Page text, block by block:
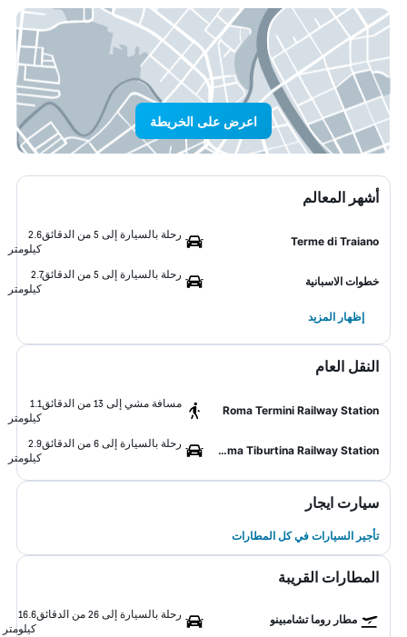
اعرض على الخريطة
أشهر المعالم
Terme di Traiano
رحلة بالسيارة إلى 5 من الدقائق
2.6
كيلومتر
خطوات الاسبانية
رحلة بالسيارة إلى 5 من الدقائق
2.7
كيلومتر
إظهار المزيد
النقل العام
Roma Termini Railway Station
مسافة مشي إلى 13 من الدقائق
1.1
كيلومتر
Roma Tiburtina Railway Station
رحلة بالسيارة إلى 6 من الدقائق
2.9
كيلومتر
سيارت ايجار
تأجير السيارات في كل المطارات
المطارات القريبة
مطار روما تشامبينو رحلة بالسيارة إلى 26 من الدقائق
16.6
كيلومتر